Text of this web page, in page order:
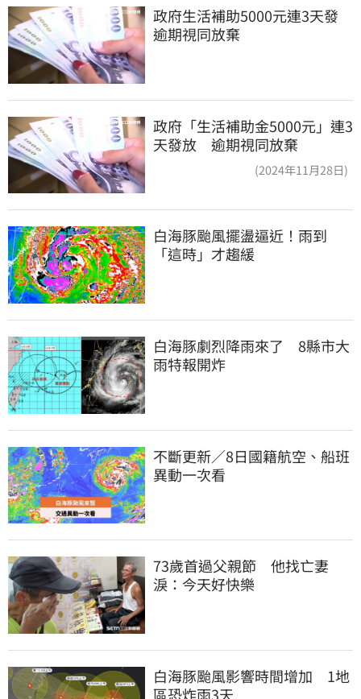
政府生活補助5000元連3天發
逾期視同放棄
政府「生活補助金5000元」連3
天發放 逾期視同放棄
(2024年11月28日)
白海豚颱風擺盪逼近！雨到
「這時」才趨緩
白海豚劇烈降雨來了　8縣市大
雨特報開炸
不斷更新／8日國籍航空、船班
異動一次看
73歲首過父親節　他找亡妻
淚：今天好快樂
白海豚颱風影響時間增加　1地
區恐炸雨3天